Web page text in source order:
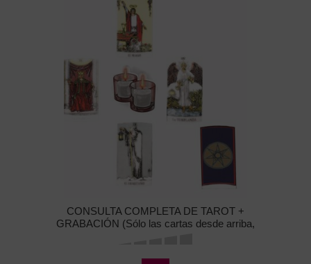
CONSULTA COMPLETA DE TAROT +
GRABACIÓN (Sólo las cartas desde arriba,